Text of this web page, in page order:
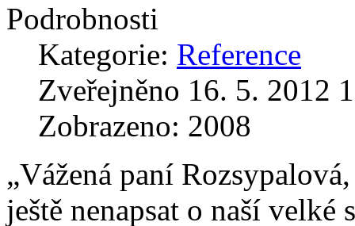
Podrobnosti
Kategorie: Reference
Zveřejněno 16. 5. 2012
Zobrazeno: 2008
„Vážená paní
ještě nenapsat o naší